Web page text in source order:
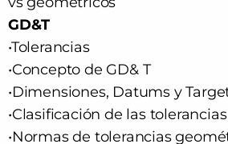
GD&T
•Tolerancias
•Concepto de GD& T
•Dimensiones, Datums y
•Clasificación de las
•Normas de tolerancias